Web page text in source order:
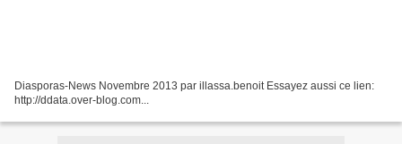
Diasporas-News Novembre 2013 par illassa.benoit Essayez aussi ce lien:
http://ddata.over-blog.com...